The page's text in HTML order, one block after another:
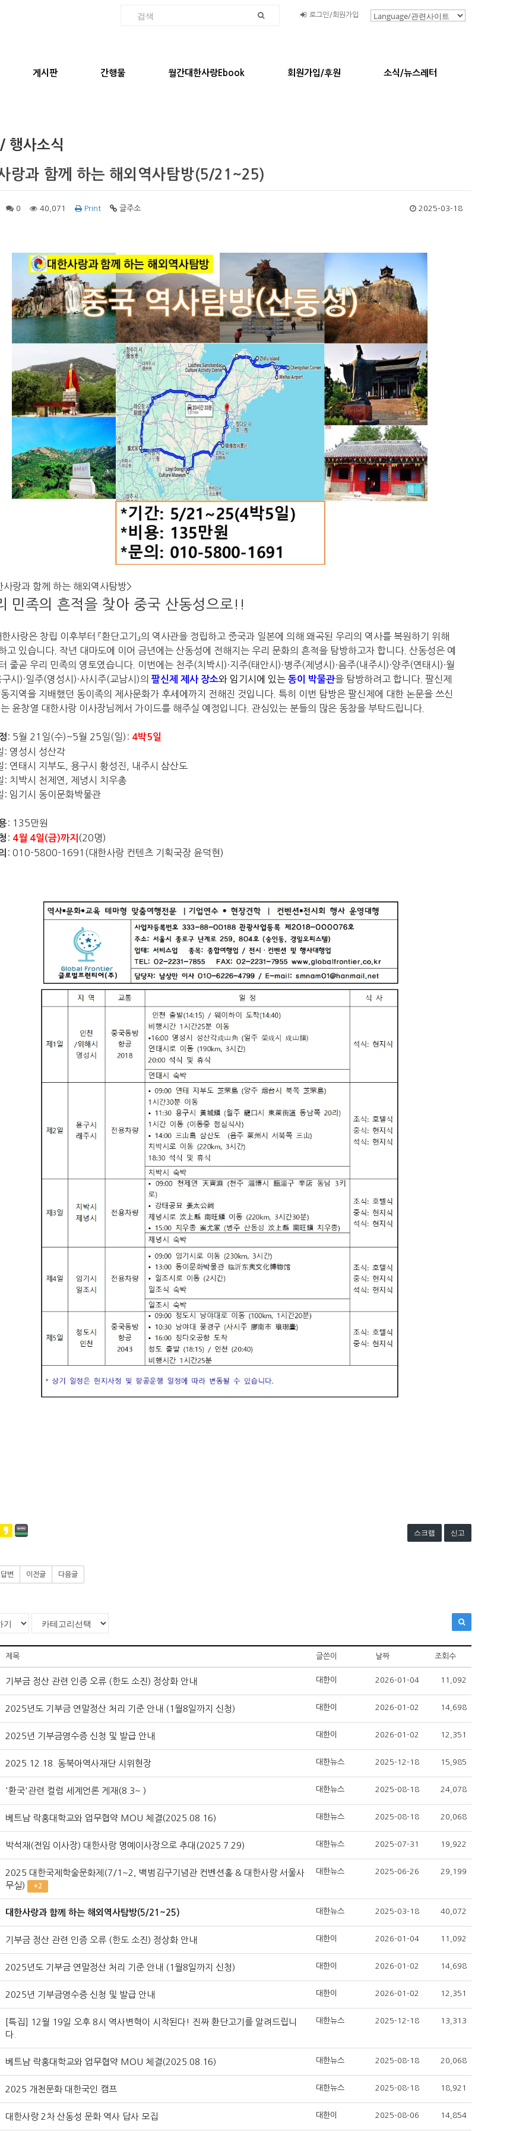
로그인/회원가입
게시판 간행물 월간대한사랑Ebook 회원가입/후원 소식/뉴스레터
행사소식
랑과 함께 하는 해외역사탐방(5/21~25)
0 40,071 Print 글주소 2025-03-18
사랑과 함께 하는 해외역사탐방>
민족의 흔적을 찾아 중국 산동성으로 !!
사랑은 창립 이후부터 『환단고기 』의 역사관을 정립하고 중국과 일본에 의해 왜곡된 우리의 역사를 복원하기 위해
고 있습니다. 작년 대마도에 이어 금년에는 산동성에 전해지는 우리 문화의 흔적을 탐방하고자 합니다. 산동성은 예
줄곧 우리 민족의 영토였습니다. 이번에는 천주(치박시 )·지주(태안시 )·병주(제녕시 )·음주(내주시 )·양주(연태시 )·월
시 )·일주(영성시 )·사시주( 교남시 )의 팔신제 제사 장소와 임기시에 있는 동이 박물관을 탐방하려고 합니다. 팔신제
지역을 지배했던 동이족의 제사문화가 후세에까지 전해진 것입니다. 특히 이번 탐방은 팔신제에 대한 논문을 쓰신
윤창열 대한사랑 이사장님께서 가이드를 해주실 예정입니다. 관심있는 분들의 많은 동참을 부탁드립니다.
: 5월 21 일(수)~5월 25일(일): 4박5일
: 영성시 성산각
: 연태시 지부도 용구시 황성진
내주시 삼산도
: 치박시 천제연
제녕시 치우총
: 임기시 동이문화박물관
: 135만원
: 4월 4일 (금)까지 (20명)
: 010-5800-1691(대한사랑 컨텐츠 기획국장 윤덕현 )
스크랩 신고
답변 이전글 다음글
제목 글쓴이 날짜 조회수
기부금 정산 관련 인증 오류 (한도 소진) 정상화 안내 대한이 2026-01-04 11,092
2025년도 기부금 연말정산 처리 기준 안내 (1월8일까지 신청) 대한이 2026-01-02 14,698
2025년 기부금영수증 신청 및 발급 안내 대한이 2026-01-02 12,351
2025.12.18. 동북아역사재단 시위현장 대한뉴스 2025-12-18 15,985
'환국'관련 컬럼 세계언론 게재(8.3~ ) 대한뉴스 2025-08-18 24,078
베트남 락홍대학교와 업무협약 MOU 체결(2025.08.16) 대한뉴스 2025-08-18 20,068
박석재(전임 이사장) 대한사랑 명예이사장으로 추대(2025.7.29) 대한뉴스 2025-07-31 19,922
2025 대한국제학술문화제(7/1~2, 백범김구기념관 컨벤션홀 & 대한사랑 서울사
무실)
+2
대한뉴스 2025-06-26 29,199
대한사랑과 함께 하는 해외역사탐방(5/21~25) 대한뉴스 2025-03-18 40,072
기부금 정산 관련 인증 오류 (한도 소진) 정상화 안내 대한이 2026-01-04 11,092
2025년도 기부금 연말정산 처리 기준 안내 (1월8일까지 신청) 대한이 2026-01-02 14,698
2025년 기부금영수증 신청 및 발급 안내 대한이 2026-01-02 12,351
[특집] 12월 19일 오후 8시 역사변혁이 시작된다! 진짜 환단고기를 알려드립니
다.
대한뉴스 2025-12-18 13,313
베트남 락홍대학교와 업무협약 MOU 체결(2025.08.16) 대한뉴스 2025-08-18 20,068
2025 개천문화 대한국인 캠프 대한뉴스 2025-08-18 18,921
대한사랑 2차 산동성 문화 역사 답사 모집 대한이 2025-08-06 14,854